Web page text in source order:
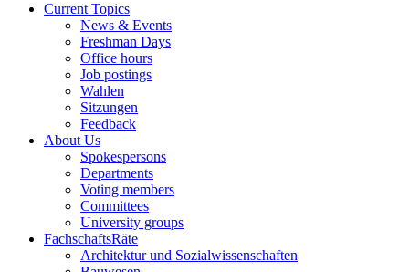
Current Topics
News & Events
Freshman Days
Office hours
Job postings
Wahlen
Sitzungen
Feedback
About Us
Spokespersons
Departments
Voting members
Committees
University groups
FachschaftsRäte
Architektur und Sozialwissenschaften